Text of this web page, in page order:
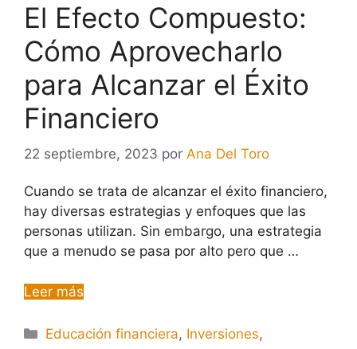
El Efecto Compuesto:
Cómo Aprovecharlo
para Alcanzar el Éxito
Financiero
22 septiembre, 2023 por Ana Del Toro
Cuando se trata de alcanzar el éxito financiero,
hay diversas estrategias y enfoques que las
personas utilizan. Sin embargo, una estrategia
que a menudo se pasa por alto pero que …
Leer más
Educación financiera, Inversiones,